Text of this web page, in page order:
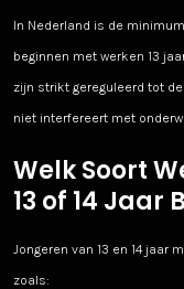
In Nederland is de
beginnen met werken 13
zijn strikt gereguleerd tot
niet interfereert met
Welk Soort
13 of 14 Jaar
Jongeren van 13 en 14 jaar
zoals: